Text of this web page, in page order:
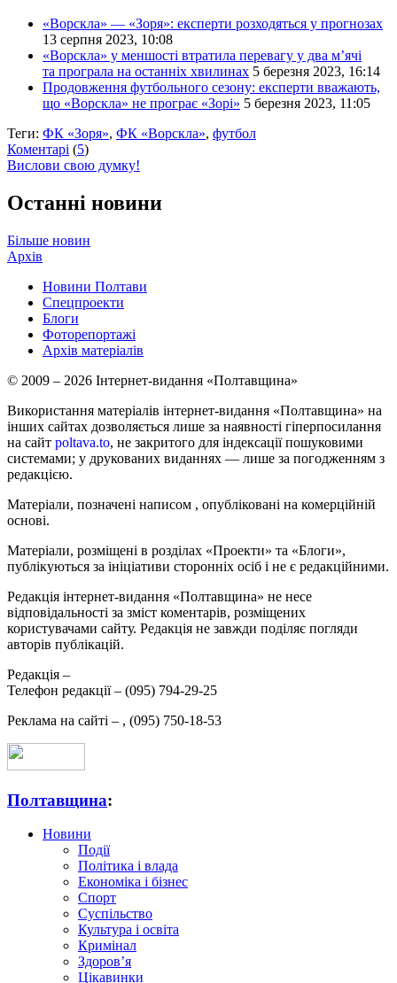
«Ворскла» — «Зоря»: експерти розходяться у прогнозах
13 серпня 2023, 10:08
«Ворскла» у меншості втратила перевагу у два м’ячі
та програла на останніх хвилинах 5 березня 2023, 16:14
Продовження футбольного сезону: експерти вважають,
що «Ворскла» не програє «Зорі» 5 березня 2023, 11:05
Теги: ФК «Зоря», ФК «Ворскла», футбол
Коментарі (5)
Вислови свою думку!
Останні новини
Більше новин
Архів
Новини Полтави
Спецпроекти
Блоги
Фоторепортажі
Архів матеріалів
© 2009 – 2026 Інтернет-видання «Полтавщина»
Використання матеріалів інтернет-видання «Полтавщина» на
інших сайтах дозволяється лише за наявності гіперпосилання
на сайт poltava.to, не закритого для індексації пошуковими
системами; у друкованих виданнях — лише за погодженням з
редакцією.
Матеріали, позначені написом , опубліковані на комерційній
основі.
Матеріали, розміщені в розділах «Проекти» та «Блоги»,
публікуються за ініціативи сторонніх осіб і не є редакційними.
Редакція інтернет-видання «Полтавщина» не несе
відповідальності за зміст коментарів, розміщених
користувачами сайту. Редакція не завжди поділяє погляди
авторів публікацій.
Редакція –
Телефон редакції – (095) 794-29-25
Реклама на сайті – , (095) 750-18-53
Полтавщина:
Новини
Події
Політика і влада
Економіка і бізнес
Спорт
Суспільство
Культура і освіта
Кримінал
Здоров’я
Цікавинки